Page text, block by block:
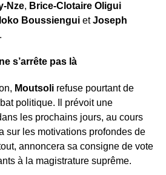
Nze, Brice-Clotaire Oligui
BoussienguietJoseph
s’arrête pas là
Moutsolirefuse pourtant de
politique. Il prévoit une
les prochains jours, au cours
sur les motivations profondes de
annoncera sa consigne de vote
à la magistrature suprême.